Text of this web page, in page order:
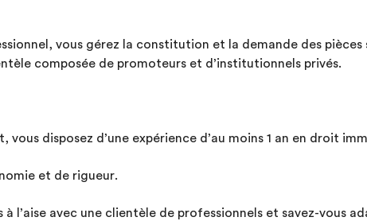
vous gérez la constitution et la demande des pièces
composée de promoteurs et d’institutionnels privés.
vous disposez d’une expérience d’au moins 1 an en droit
et de rigueur.
l’aise avec une clientèle de professionnels et savez-vous